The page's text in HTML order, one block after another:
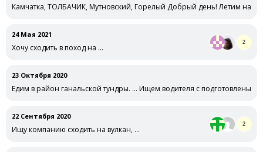
Камчатка, ТОЛБАЧИК, Мутновский, Горелый Добрый день! Летим на
24 Мая 2021
Хочу сходить в поход на …
2
23 Октября 2020
Едим в район ганальской тундры. … Ищем водителя с подготовленым
22 Сентября 2020
Ищу компанию сходить на вулкан, …
2